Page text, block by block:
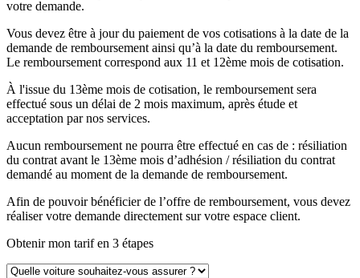
votre demande.
Vous devez être à jour du paiement de vos cotisations à la date de la
demande de remboursement ainsi qu’à la date du remboursement.
Le remboursement correspond aux 11 et 12ème mois de cotisation.
À l'issue du 13ème mois de cotisation, le remboursement sera
effectué sous un délai de 2 mois maximum, après étude et
acceptation par nos services.
Aucun remboursement ne pourra être effectué en cas de : résiliation
du contrat avant le 13ème mois d’adhésion / résiliation du contrat
demandé au moment de la demande de remboursement.
Afin de pouvoir bénéficier de l’offre de remboursement, vous devez
réaliser votre demande directement sur votre espace client.
Obtenir mon tarif en 3 étapes